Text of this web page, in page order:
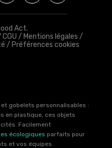
Act.
CGU / Mentions légales /
/ Préférences cookies
et gobelets personnalisables :
en plastique, ces objets
Facilement
écologiques parfaits pour
et vos équipes.